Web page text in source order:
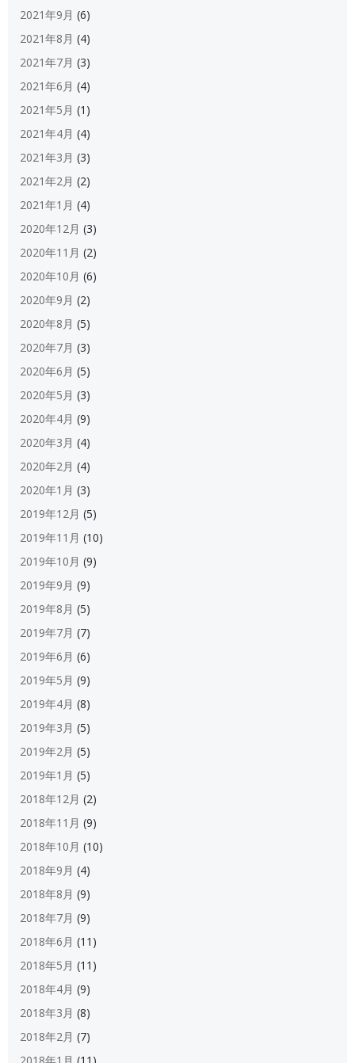
2021年9月 (6)
2021年8月 (4)
2021年7月 (3)
2021年6月 (4)
2021年5月 (1)
2021年4月 (4)
2021年3月 (3)
2021年2月 (2)
2021年1月 (4)
2020年12月 (3)
2020年11月 (2)
2020年10月 (6)
2020年9月 (2)
2020年8月 (5)
2020年7月 (3)
2020年6月 (5)
2020年5月 (3)
2020年4月 (9)
2020年3月 (4)
2020年2月 (4)
2020年1月 (3)
2019年12月 (5)
2019年11月 (10)
2019年10月 (9)
2019年9月 (9)
2019年8月 (5)
2019年7月 (7)
2019年6月 (6)
2019年5月 (9)
2019年4月 (8)
2019年3月 (5)
2019年2月 (5)
2019年1月 (5)
2018年12月 (2)
2018年11月 (9)
2018年10月 (10)
2018年9月 (4)
2018年8月 (9)
2018年7月 (9)
2018年6月 (11)
2018年5月 (11)
2018年4月 (9)
2018年3月 (8)
2018年2月 (7)